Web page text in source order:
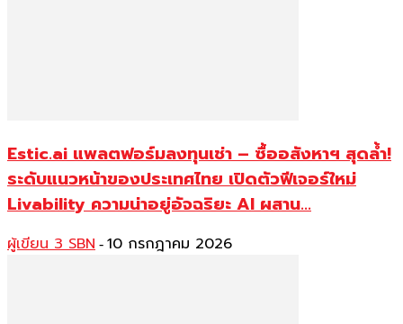
Estic.ai แพลตฟอร์มลงทุนเช่า – ซื้ออสังหาฯ สุดล้ำ!
ระดับแนวหน้าของประเทศไทย เปิดตัวฟีเจอร์ใหม่
Livability ความน่าอยู่อัจฉริยะ AI ผสาน...
ผู้เขียน 3 SBN - 10 กรกฎาคม 2026